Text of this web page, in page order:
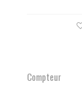
Compteur